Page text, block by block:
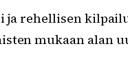
rehellisen
mukaan alan